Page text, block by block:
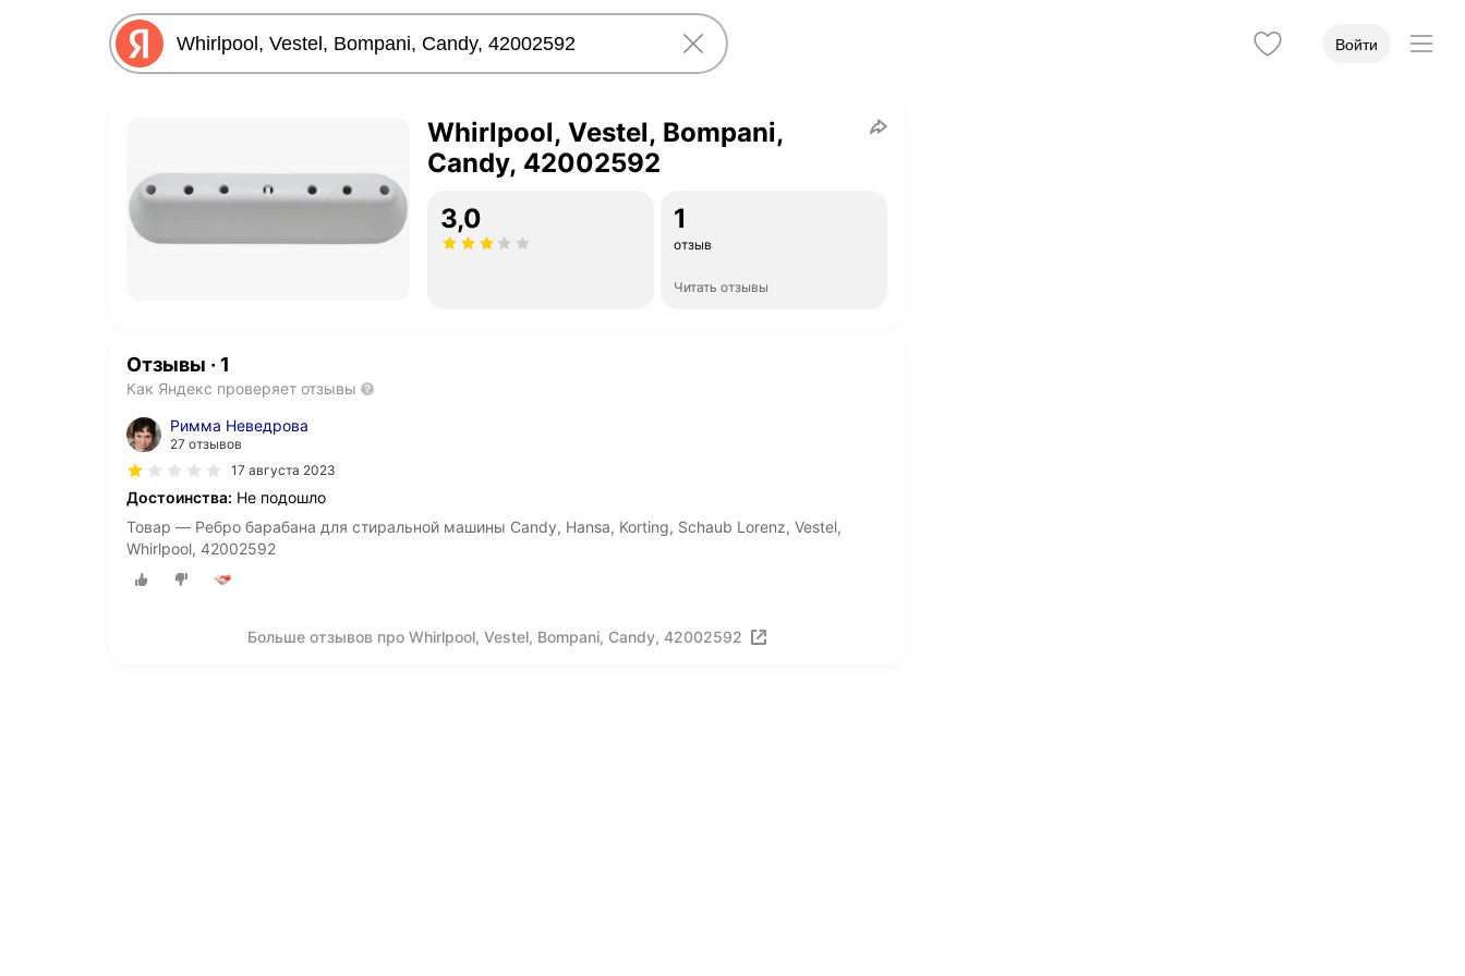
Войти
Whirlpool, Vestel, Bompani,
Candy, 42002592
3,0
1
отзыв
Читать отзывы
Отзывы · 1
Как Яндекс проверяет отзывы
Римма Неведрова
27 отзывов
17 августа 2023
Достоинства: Не подошло
Товар — Ребро барабана для стиральной машины Candy, Hansa, Korting, Schaub Lorenz, Vestel,
Whirlpool, 42002592
Больше отзывов про Whirlpool, Vestel, Bompani, Candy, 42002592